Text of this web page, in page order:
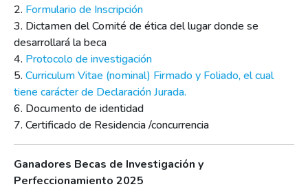
2. Formulario de Inscripción
3. Dictamen del Comité de ética del lugar donde se
desarrollará la beca
4. Protocolo de investigación
5. Curriculum Vitae (nominal) Firmado y Foliado, el cual
tiene carácter de Declaración Jurada.
6. Documento de identidad
7. Certificado de Residencia /concurrencia
Ganadores Becas de Investigación y
Perfeccionamiento 2025